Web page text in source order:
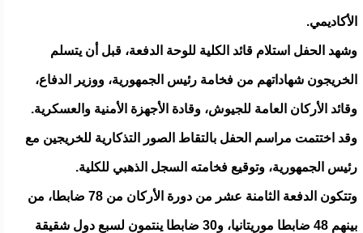
الأكاديمي.
وشهد الحفل استلام قائد الكلية للوحة الدفعة، قبل أن يتسلم
الخريجون شهاداتهم من فخامة رئيس الجمهورية، ووزير الدفاع،
وقائد الأركان العامة للجيوش، وقادة الأجهزة الأمنية والعسكرية.
وقد اختتمت مراسم الحفل بالتقاط الصور التذكارية للخريجين مع
رئيس الجمهورية، وتوقيع فخامته السجل الذهبي للكلية.
وتتكون الدفعة الثامنة عشر من دورة الأركان من 78 ضابطا، من
بينهم 48 ضابطا موريتانيا، و30 ضابطا ينتمون لسبع دول شقيقة